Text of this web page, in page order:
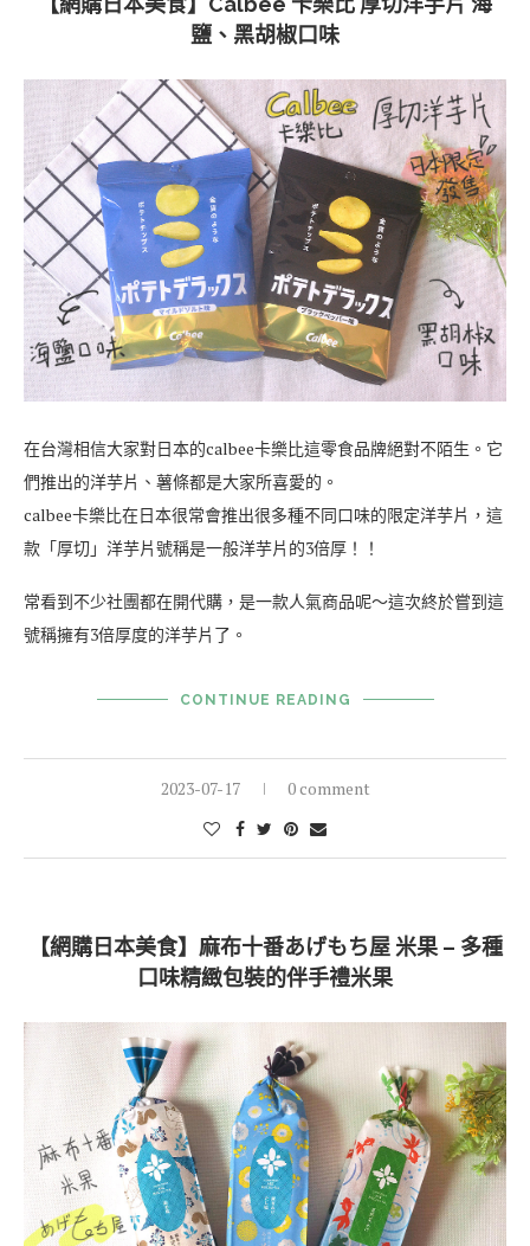
鹽、黑胡椒口味
在台灣相信大家對日本的calbee卡樂比這零食品牌絕對不陌生。它
們推出的洋芋片、薯條都是大家所喜愛的。
calbee卡樂比在日本很常會推出很多種不同口味的限定洋芋片，這
款「厚切」洋芋片號稱是一般洋芋片的3倍厚！！
常看到不少社團都在開代購，是一款人氣商品呢～這次終於嘗到這
號稱擁有3倍厚度的洋芋片了。
CONTINUE READING
2023-07-17 0 comment
【網購日本美食】麻布十番あげもち屋 米果 – 多種
口味精緻包裝的伴手禮米果